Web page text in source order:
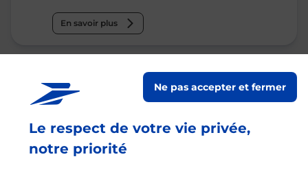
Le respect de votre vie privée,
notre priorité
Ne pas accepter et fermer
En savoir plus
Relais Pickup
AUX BONNES EPICES
Fermé
1 RUE MADELEINE